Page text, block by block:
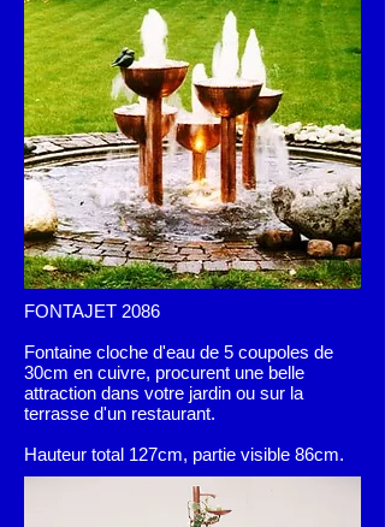
FONTAJET 2086
Fontaine cloche d'eau de 5 coupoles de
30cm en cuivre, procurent une belle
attraction dans votre jardin ou sur la
terrasse d'un restaurant.
Hauteur total 127cm, partie visible 86cm.